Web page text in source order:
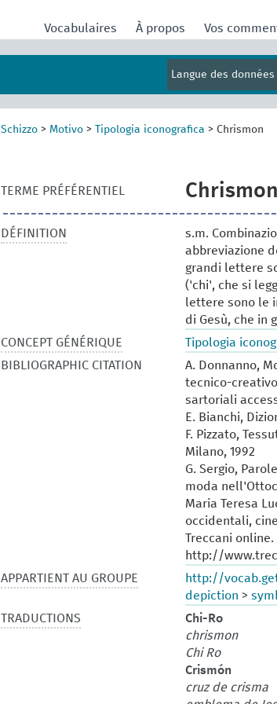
Vocabulaires À propos Vos
Langue des données
Schizzo > Motivo > Tipologia iconografica > Chrismon
TERME PRÉFÉRENTIEL Chrismon
DÉFINITION
s.m.
abbreviazione
grandi lettere
('chi', che si
lettere sono le
di Gesù, che in
CONCEPT GÉNÉRIQUE
Tipologia
BIBLIOGRAPHIC CITATION
A. Donnanno,
tecnico-
sartoriali
E. Bianchi,
F. Pizzato,
Milano, 1992
G. Sergio,
moda
Maria Teresa
occidentali,
Treccani online.
http://
APPARTIENT AU GROUPE
http://
depiction >
TRADUCTIONS
Chi-Ro
chrismon
Chi Ro
Crismón
cruz de crisma